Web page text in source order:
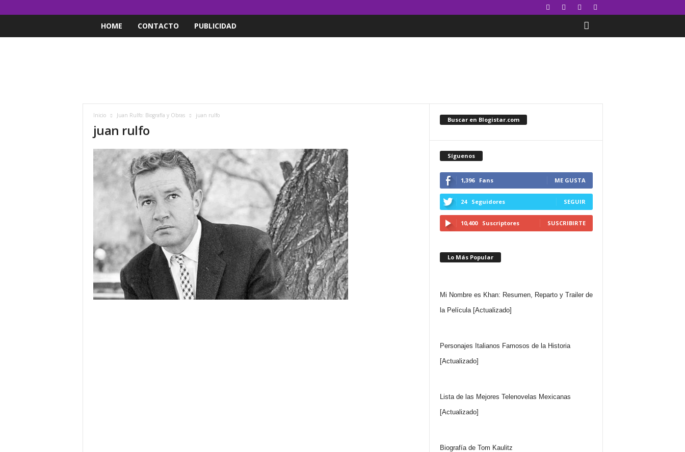
HOME CONTACTO PUBLICIDAD
Inicio Juan Rulfo: Biografía y Obras juan rulfo
juan rulfo
Buscar en Blogistar.com
Síguenos
1,396 Fans ME GUSTA
24 Seguidores SEGUIR
10,400 Suscriptores SUSCRIBIRTE
Lo Más Popular
Mi Nombre es Khan: Resumen, Reparto y Trailer de
la Película [Actualizado]
Personajes Italianos Famosos de la Historia
[Actualizado]
Lista de las Mejores Telenovelas Mexicanas
[Actualizado]
Biografía de Tom Kaulitz